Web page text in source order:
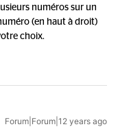
numéros sur un
(en haut à droit)
choix.
Forum|Forum|12 years ago